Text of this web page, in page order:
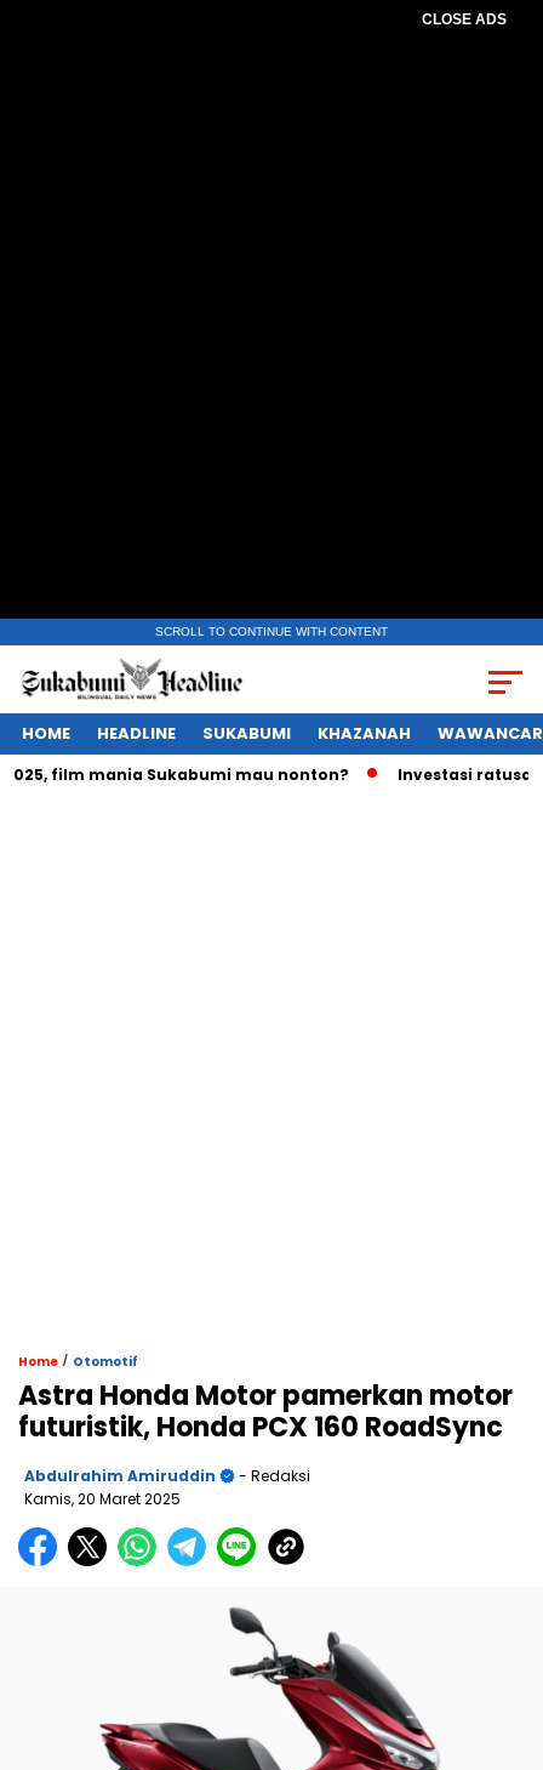
CLOSE ADS
SCROLL TO CONTINUE WITH CONTENT
HOME HEADLINE SUKABUMI KHAZANAH
film mania Sukabumi mau nonton? Investasi ratusan
Home / Otomotif
Astra Honda Motor pamerkan motor
futuristik, Honda PCX 160 RoadSync
Abdulrahim Amiruddin
- Redaksi
Kamis, 20 Maret 2025